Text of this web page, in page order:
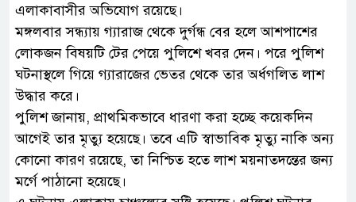
এলাকাবাসীর অভিযোগ রয়েছে।
মঙ্গলবার সন্ধ্যায় গ্যারাজ থেকে দুর্গন্ধ বের হলে আশপাশের
লোকজন বিষয়টি টের পেয়ে পুলিশে খবর দেন। পরে পুলিশ
ঘটনাস্থলে গিয়ে গ্যারাজের ভেতর থেকে তার অর্ধগলিত লাশ
উদ্ধার করে।
পুলিশ জানায়, প্রাথমিকভাবে ধারণা করা হচ্ছে কয়েকদিন
আগেই তার মৃত্যু হয়েছে। তবে এটি স্বাভাবিক মৃত্যু নাকি অন্য
কোনো কারণ রয়েছে, তা নিশ্চিত হতে লাশ ময়নাতদন্তের জন্য
মর্গে পাঠানো হয়েছে।